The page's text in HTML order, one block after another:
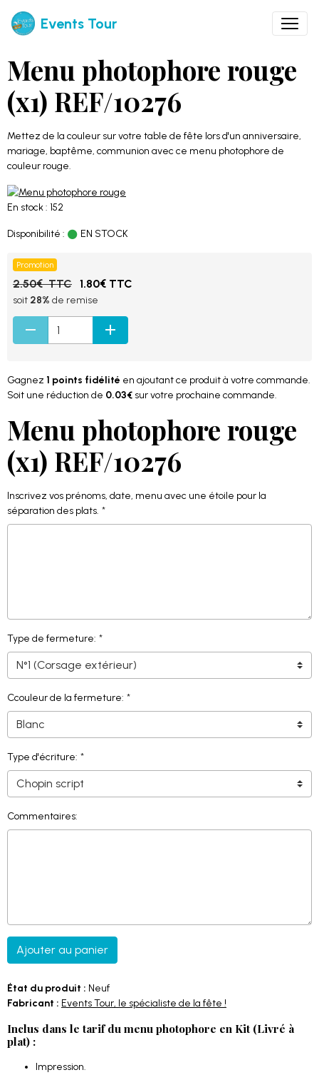
Events Tour
Menu photophore rouge
(x1) REF/10276
Mettez de la couleur sur votre table de fête lors d'un anniversaire,
mariage, baptême, communion avec ce menu photophore de
couleur rouge.
En stock : 152
Disponibilité : EN STOCK
Promotion
2.50€ TTC 1.80€ TTC
soit 28% de remise
Gagnez 1 points fidélité en ajoutant ce produit à votre commande.
Soit une réduction de 0.03€ sur votre prochaine commande.
Menu photophore rouge
(x1) REF/10276
Inscrivez vos prénoms, date, menu avec une étoile pour la
séparation des plats.
Type de fermeture:
Ccouleur de la fermeture:
Type d'écriture:
Commentaires:
Ajouter au panier
État du produit : Neuf
Fabricant : Events Tour, le spécialiste de la fête !
Inclus dans le tarif du menu photophore en Kit (Livré à
plat) :
Impression.